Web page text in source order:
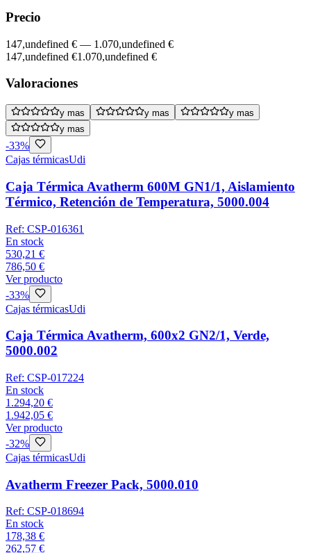
Precio
147,undefined € — 1.070,undefined €
147,undefined €1.070,undefined €
Valoraciones
y mas y mas
y mas
y mas
-33%
Cajas térmicasUdi
Caja Térmica Avatherm 600M GN1/1, Aislamiento
Térmico, Retención de Temperatura, 5000.004
Ref: CSP-016361
En stock
530,21 €
786,50 €
Ver producto
-33%
Cajas térmicasUdi
Caja Térmica Avatherm, 600x2 GN2/1, Verde,
5000.002
Ref: CSP-017224
En stock
1.294,20 €
1.942,05 €
Ver producto
-32%
Cajas térmicasUdi
Avatherm Freezer Pack, 5000.010
Ref: CSP-018694
En stock
178,38 €
262,57 €